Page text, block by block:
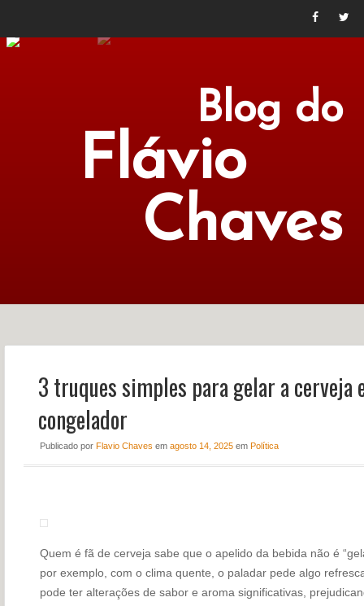
Blog do
Flávio
Chaves
NOTÍCIAS PERFIL
3 truques simples para gelar a cerveja
congelador
Publicado por Flavio Chaves em agosto 14, 2025em Política
Quem é fã de cerveja sabe que o apelido da bebida não é
por exemplo, com o clima quente, o paladar pede algo
pode ter alterações de sabor e aroma significativas,